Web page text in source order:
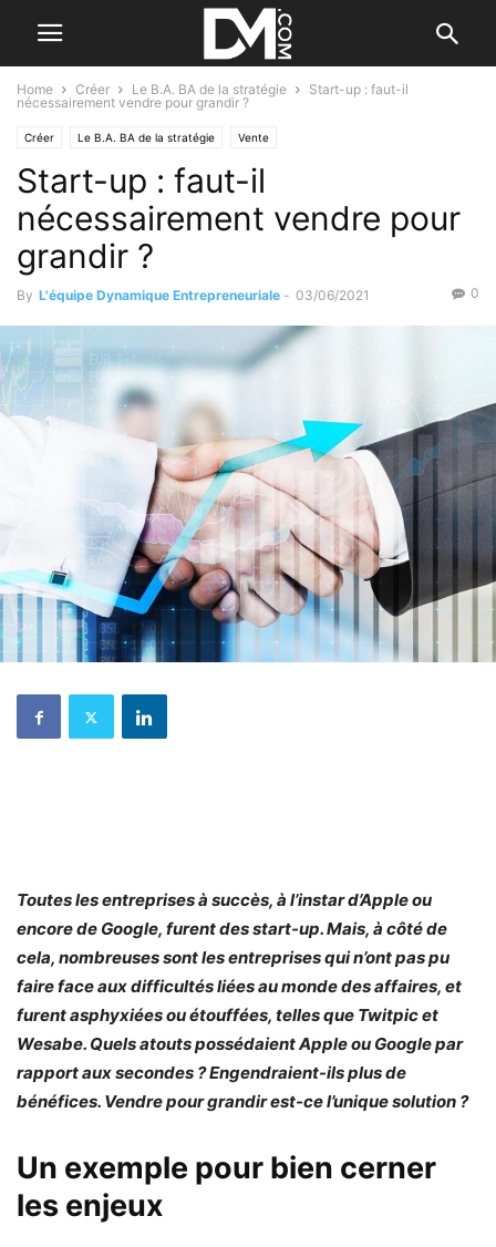
Home Créer Le B.A. BA de la stratégie
Start-up : faut-il
nécessairement vendre pour grandir ?
Créer Le B.A. BA de la stratégie Vente
Start-up : faut-il
nécessairement vendre pour
grandir ?
By L'équipe Dynamique Entrepreneuriale - 03/06/2021 0
Toutes les entreprises à succès, à l’instar d’Apple ou
encore de Google, furent des start-up. Mais, à côté de
cela, nombreuses sont les entreprises qui n’ont pas pu
faire face aux difficultés liées au monde des affaires, et
furent asphyxiées ou étouffées, telles que Twitpic et
Wesabe. Quels atouts possédaient Apple ou Google par
rapport aux secondes ? Engendraient-ils plus de
bénéfices. Vendre pour grandir est-ce l’unique solution ?
Un exemple pour bien cerner
les enjeux